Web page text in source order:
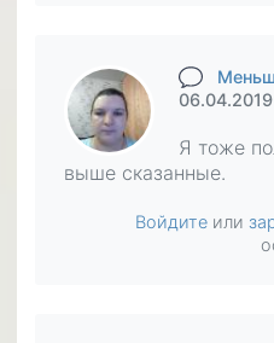
06.04.2019
Я тоже
выше сказанные.
Войдите или